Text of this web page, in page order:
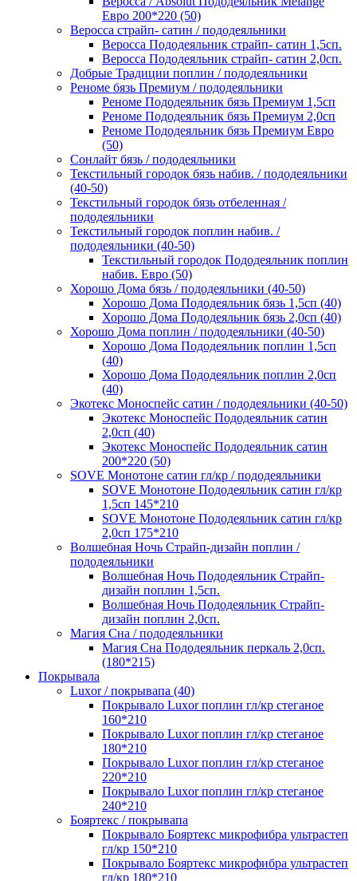
Евро 200*220 (50)
Веросса страйп- сатин / пододеяльники
Веросса Пододеяльник страйп- сатин 1,5сп.
Веросса Пододеяльник страйп- сатин 2,0сп.
Добрые Традиции поплин / пододеяльники
Реноме бязь Премиум / пододеяльники
Реноме Пододеяльник бязь Премиум 1,5сп
Реноме Пододеяльник бязь Премиум 2,0сп
Реноме Пододеяльник бязь Премиум Евро
(50)
Сонлайт бязь / пододеяльники
Текстильный городок бязь набив. / пододеяльники
(40-50)
Текстильный городок бязь отбеленная /
пододеяльники
Текстильный городок поплин набив. /
пододеяльники (40-50)
Текстильный городок Пододеяльник поплин
набив. Евро (50)
Хорошо Дома бязь / пододеяльники (40-50)
Хорошо Дома Пододеяльник бязь 1,5сп (40)
Хорошо Дома Пододеяльник бязь 2,0сп (40)
Хорошо Дома поплин / пододеяльники (40-50)
Хорошо Дома Пододеяльник поплин 1,5сп
(40)
Хорошо Дома Пододеяльник поплин 2,0сп
(40)
Экотекс Моноспейс сатин / пододеяльники (40-50)
Экотекс Моноспейс Пододеяльник сатин
2,0сп (40)
Экотекс Моноспейс Пододеяльник сатин
200*220 (50)
SOVE Монотоне сатин гл/кр / пододеяльники
SOVE Монотоне Пододеяльник сатин гл/кр
1,5сп 145*210
SOVE Монотоне Пододеяльник сатин гл/кр
2,0сп 175*210
Волшебная Ночь Страйп-дизайн поплин /
пододеяльники
Волшебная Ночь Пододеяльник Страйп-
дизайн поплин 1,5сп.
Волшебная Ночь Пододеяльник Страйп-
дизайн поплин 2,0сп.
Магия Сна / пододеяльники
Магия Сна Пододеяльник перкаль 2,0сп.
(180*215)
Покрывала
Luxor / покрывапа (40)
Покрывало Luxor поплин гл/кр стеганое
160*210
Покрывало Luxor поплин гл/кр стеганое
180*210
Покрывало Luxor поплин гл/кр стеганое
220*210
Покрывало Luxor поплин гл/кр стеганое
240*210
Бояртекс / покрывапа
Покрывало Бояртекс микрофибра ультрастеп
гл/кр 150*210
Покрывало Бояртекс микрофибра ультрастеп
гл/кр 180*210